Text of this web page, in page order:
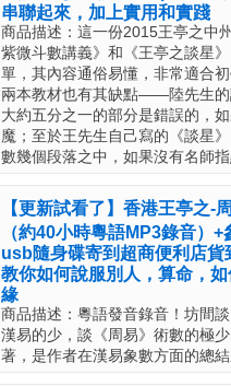
串聯起來，加上實用和實踐
商品描述：這一份2015王亭之中
紫微斗數講義》和《王亭之談星
單，其內容通俗易懂，非常適合
兩本教材也有其缺點——陸先生的
大約五分之一的部分是錯誤的，
魔；至於王先生自己寫的《談星
數幾個段落之中，如果沒有名師
【更新試看了】香港王亭之-
（約40小時粵語MP3錄音）
usb隨身碟寄到超商便利店
教你如何說服別人，算命，
緣
商品描述：粵語發音錄音！坊間
漢易的少，談《周易》術數的極
著，是作者在漢易象數方面的總